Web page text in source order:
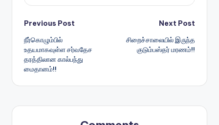
Post
navigation
Previous Post
நீர்கொழும்பில்
உதயமாகவுள்ள சர்வதேச
தரத்திலான கால்பந்து
மைதானம்!!
Next Post
சிறைச்சாலையில் இருந்த
குடும்பஸ்தர் மரணம்!!